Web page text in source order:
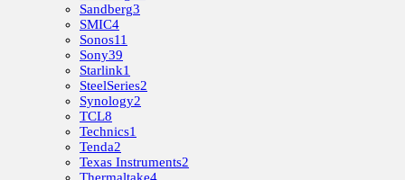
Sandberg3
SMIC4
Sonos11
Sony39
Starlink1
SteelSeries2
Synology2
TCL8
Technics1
Tenda2
Texas Instruments2